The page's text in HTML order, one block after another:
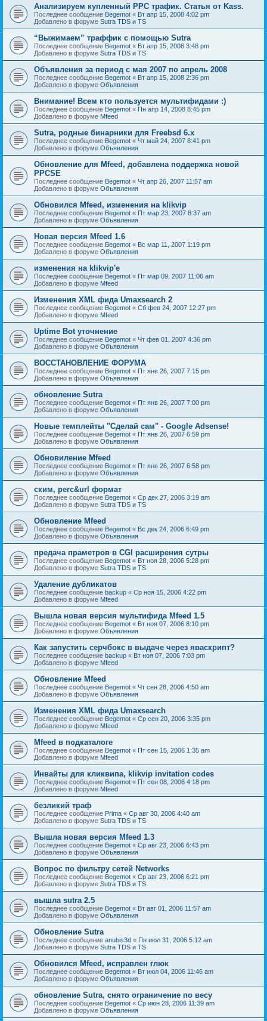
Анализируем купленный PPC трафик. Статья от Kass.
Последнее сообщение Begemot « Вт апр 15, 2008 4:02 pm
Добавлено в форуме Sutra TDS и TS
“Выжимаем” траффик с помощью Sutra
Последнее сообщение Begemot « Вт апр 15, 2008 3:48 pm
Добавлено в форуме Sutra TDS и TS
Объявления за период с мая 2007 по апрель 2008
Последнее сообщение Begemot « Вт апр 15, 2008 2:36 pm
Добавлено в форуме Объявления
Внимание! Всем кто пользуется мультифидами :)
Последнее сообщение Begemot « Пн апр 14, 2008 8:45 pm
Добавлено в форуме Mfeed
Sutra, родные бинарники для Freebsd 6.x
Последнее сообщение Begemot « Чт май 24, 2007 8:41 pm
Добавлено в форуме Объявления
Обновление для Mfeed, добавлена поддержка новой
PPCSE
Последнее сообщение Begemot « Чт апр 26, 2007 11:57 am
Добавлено в форуме Объявления
Обновился Mfeed, изменения на klikvip
Последнее сообщение Begemot « Пт мар 23, 2007 8:37 am
Добавлено в форуме Объявления
Новая версия Mfeed 1.6
Последнее сообщение Begemot « Вс мар 11, 2007 1:19 pm
Добавлено в форуме Объявления
изменения на klikvip'е
Последнее сообщение Begemot « Пт мар 09, 2007 11:06 am
Добавлено в форуме Mfeed
Изменения XML фида Umaxsearch 2
Последнее сообщение Begemot « Сб фев 24, 2007 12:27 pm
Добавлено в форуме Mfeed
Uptime Bot уточнение
Последнее сообщение Begemot « Чт фев 01, 2007 4:36 pm
Добавлено в форуме Объявления
ВОССТАНОВЛЕНИЕ ФОРУМА
Последнее сообщение Begemot « Пт янв 26, 2007 7:15 pm
Добавлено в форуме Объявления
обновление Sutra
Последнее сообщение Begemot « Пт янв 26, 2007 7:00 pm
Добавлено в форуме Объявления
Новые темплейты "Cделай сам" - Google Adsense!
Последнее сообщение Begemot « Пт янв 26, 2007 6:59 pm
Добавлено в форуме Объявления
Обновиление Mfeed
Последнее сообщение Begemot « Пт янв 26, 2007 6:58 pm
Добавлено в форуме Объявления
ским, perc&url формат
Последнее сообщение Begemot « Ср дек 27, 2006 3:19 am
Добавлено в форуме Sutra TDS и TS
Обновление Mfeed
Последнее сообщение Begemot « Вс дек 24, 2006 6:49 pm
Добавлено в форуме Объявления
предача праметров в CGI расширения сутры
Последнее сообщение Begemot « Вт ноя 28, 2006 5:28 pm
Добавлено в форуме Sutra TDS и TS
Удаление дубликатов
Последнее сообщение backup « Ср ноя 15, 2006 4:22 pm
Добавлено в форуме Mfeed
Вышла новая версия мультифида Mfeed 1.5
Последнее сообщение Begemot « Вт ноя 07, 2006 8:10 pm
Добавлено в форуме Объявления
Как запустить серчбокс в выдаче через яваскрипт?
Последнее сообщение backup « Вт ноя 07, 2006 7:03 pm
Добавлено в форуме Mfeed
Обновление Mfeed
Последнее сообщение Begemot « Чт сен 28, 2006 4:50 am
Добавлено в форуме Объявления
Изменения XML фида Umaxsearch
Последнее сообщение Begemot « Ср сен 20, 2006 3:35 pm
Добавлено в форуме Mfeed
Mfeed в подкаталоге
Последнее сообщение Begemot « Пт сен 15, 2006 1:35 am
Добавлено в форуме Mfeed
Инвайты для кликвипа, klikvip invitation codes
Последнее сообщение Begemot « Пт сен 08, 2006 4:18 pm
Добавлено в форуме Mfeed
безликий траф
Последнее сообщение Prima « Ср авг 30, 2006 4:40 am
Добавлено в форуме Sutra TDS и TS
Вышла новая версия Mfeed 1.3
Последнее сообщение Begemot « Ср авг 23, 2006 6:43 pm
Добавлено в форуме Объявления
Вопрос по фильтру сетей Networks
Последнее сообщение Begemot « Ср авг 23, 2006 6:21 pm
Добавлено в форуме Sutra TDS и TS
вышла sutra 2.5
Последнее сообщение Begemot « Вт авг 01, 2006 11:57 am
Добавлено в форуме Объявления
Обновление Sutra
Последнее сообщение anubis3d « Пн июл 31, 2006 5:12 am
Добавлено в форуме Sutra TDS и TS
Обновился Mfeed, исправлен глюк
Последнее сообщение Begemot « Вт июл 04, 2006 11:46 am
Добавлено в форуме Объявления
обновление Sutra, снято ограничение по весу
Последнее сообщение Begemot « Ср июн 28, 2006 11:39 am
Добавлено в форуме Объявления